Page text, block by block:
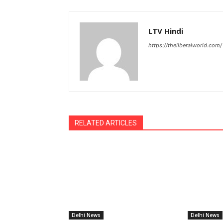
LTV Hindi
https://theliberalworld.com/
RELATED ARTICLES
Delhi News Delhi News